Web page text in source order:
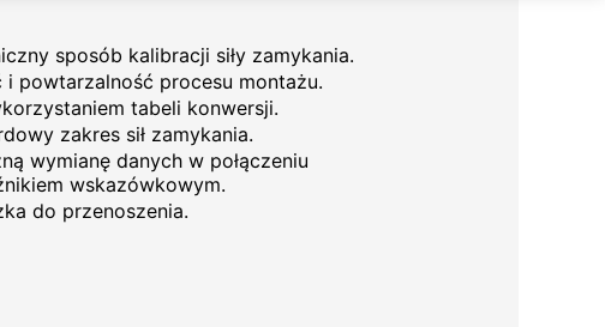
sposób kalibracji siły zamykania.
i powtarzalność procesu montażu.
tabeli konwersji.
zakres sił zamykania.
wymianę danych w połączeniu
wskazówkowym.
do przenoszenia.